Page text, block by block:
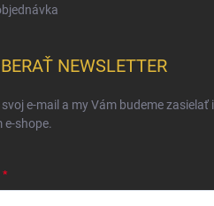
NEWSLETTER
e-mail a my Vám budeme
e-shope.